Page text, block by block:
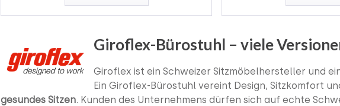
Giroflex-Bürostuhl – viele
Giroflex ist ein Schweizer Sitzmöbelhersteller und
Ein Giroflex-Bürostuhl vereint Design, Sitzkomfort
gesundes Sitzen. Kunden des Unternehmens dürfen sich auf echte